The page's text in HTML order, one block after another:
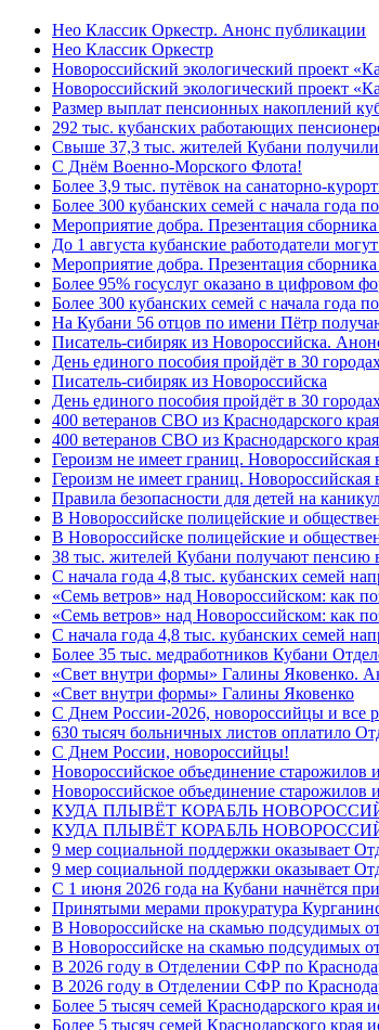
Нео Классик Оркестр. Анонс публикации
Нео Классик Оркестр
Новороссийский экологический проект
Новороссийский экологический проект
Размер выплат пенсионных накоплений
292 тыс. кубанских работающих
Свыше 37,3 тыс. жителей Кубани получили
C Днём Военно-Морского Флота!
Более 3,9 тыс. путёвок на санаторно-
Более 300 кубанских семей с начала года
Мероприятие добра. Презентация
До 1 августа кубанские работодатели
Мероприятие добра. Презентация
Более 95% госуслуг оказано в цифровом
Более 300 кубанских семей с начала года
На Кубани 56 отцов по имени Пётр
Писатель-сибиряк из Новороссийска.
День единого пособия пройдёт в 30
Писатель-сибиряк из Новороссийска
День единого пособия пройдёт в 30
400 ветеранов СВО из Краснодарского
400 ветеранов СВО из Краснодарского
Героизм не имеет границ.
Героизм не имеет границ.
Правила безопасности для детей на
В Новороссийске полицейские и
В Новороссийске полицейские и
38 тыс. жителей Кубани получают пенсию
С начала года 4,8 тыс. кубанских семей
«Семь ветров» над Новороссийском: как
«Семь ветров» над Новороссийском: как
С начала года 4,8 тыс. кубанских семей
Более 35 тыс. медработников Кубани
«Свет внутри формы» Галины Яковенко.
«Свет внутри формы» Галины Яковенко
C Днем России-2026, новороссийцы и все
630 тысяч больничных листов оплатило
C Днем России, новороссийцы!
Новороссийское объединение
Новороссийское объединение старожилов
КУДА ПЛЫВЁТ КОРАБЛЬ
КУДА ПЛЫВЁТ КОРАБЛЬ
9 мер социальной поддержки оказывает
9 мер социальной поддержки оказывает
С 1 июня 2026 года на Кубани начнётся
Принятыми мерами прокуратура
В Новороссийске на скамью подсудимых
В Новороссийске на скамью подсудимых
В 2026 году в Отделении СФР по
В 2026 году в Отделении СФР по
Более 5 тысяч семей Краснодарского края
Более 5 тысяч семей Краснодарского края